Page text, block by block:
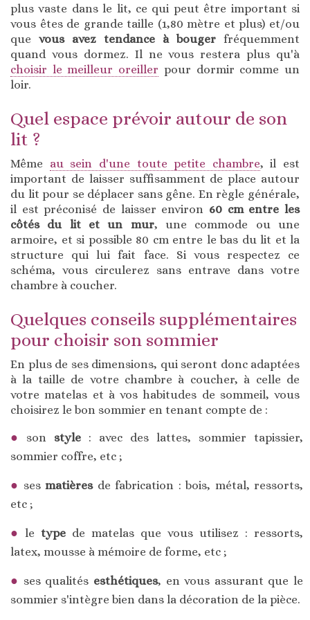
plus vaste dans le lit, ce qui peut être important si
vous êtes de grande taille (1,80 mètre et plus) et/ou
que vous avez tendance à bouger fréquemment
quand vous dormez. Il ne vous restera plus qu'à
choisir le meilleur oreiller pour dormir comme un
loir.
Quel espace prévoir autour de son
lit ?
Même au sein d'une toute petite chambre, il est
important de laisser suffisamment de place autour
du lit pour se déplacer sans gêne. En règle générale,
il est préconisé de laisser environ 60 cm entre les
côtés du lit et un mur, une commode ou une
armoire, et si possible 80 cm entre le bas du lit et la
structure qui lui fait face. Si vous respectez ce
schéma, vous circulerez sans entrave dans votre
chambre à coucher.
Quelques conseils supplémentaires
pour choisir son sommier
En plus de ses dimensions, qui seront donc adaptées
à la taille de votre chambre à coucher, à celle de
votre matelas et à vos habitudes de sommeil, vous
choisirez le bon sommier en tenant compte de :
son style : avec des lattes, sommier tapissier,
sommier coffre, etc ;
ses matières de fabrication : bois, métal, ressorts,
etc ;
le type de matelas que vous utilisez : ressorts,
latex, mousse à mémoire de forme, etc ;
ses qualités esthétiques, en vous assurant que le
sommier s'intègre bien dans la décoration de la pièce.